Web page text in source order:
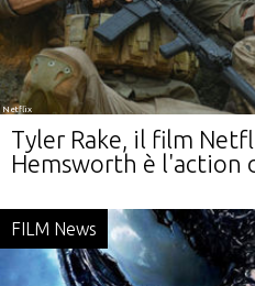
Netflix
Tyler Rake, il film
Hemsworth è l'action
FILM News